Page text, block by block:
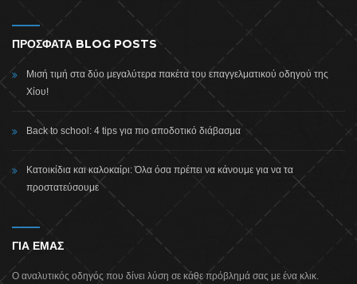
ΠΡΟΣΦΑΤΑ BLOG POSTS
Μισή τιμή στα δύο μεγαλύτερα πακέτα του επαγγελματικού οδηγού της
Χίου!
Back to school: 4 tips για πιο αποδοτικό διάβασμα
Κατοικίδια και καλοκαίρι: Όλα όσα πρέπει να κάνουμε για να τα
προστατεύσουμε
ΓΙΑ ΕΜΑΣ
Ο αναλυτικός οδηγός που δίνει λύση σε κάθε πρόβλημά σας με ένα κλικ.